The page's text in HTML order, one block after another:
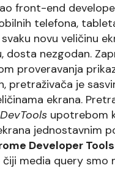
front-end
telefona,
novu veličinu
dosta nezgodan.
proveravanja
pretraživača je
ekrana.
upotrebom
jednostavnim
Developer Tools
media query smo